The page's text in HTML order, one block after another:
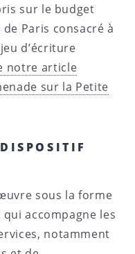
sur le budget
Paris consacré à
d’écriture
notre article
sur la Petite
sous la forme
accompagne les
notamment